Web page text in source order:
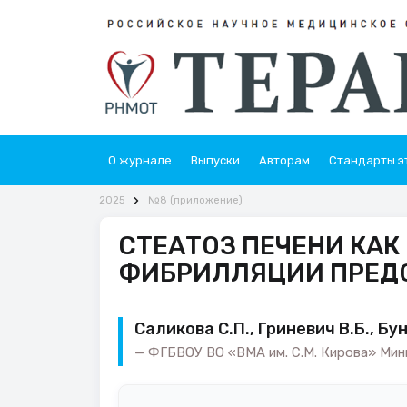
О журнале Выпуски Авторам Стандарты
2025 №8 (приложение)
СТЕАТОЗ ПЕЧЕНИ
ФИБРИЛЛЯЦИИ
Саликова С.П., Гриневич В.Б.,
ФГБВОУ ВО «ВМА им. С.М. Кирова»